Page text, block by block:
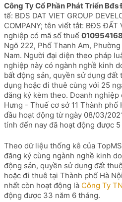
diện
hoặc
mã
số
thuế
...
Công Ty Cổ Phần Phát Triển
tế: BDS DAT VIET GROUP
COMPANY; tên viết tắt: BĐS ĐẤT
nghiệp có mã số thuế
Ngõ 222, Phố Thanh Am,
Nam. Người đại diện theo pháp
nghiệp này có ngành nghề kinh
bất động sản, quyền sử dụng
dụng hoặc đi thuê cùng với 25
đăng ký kèm theo. Doanh
Hưng - Thuế cơ sở 11 Thành phố
đầu hoạt động từ ngày 08/03/
tính đến nay đã hoạt động được
Theo dữ liệu thống kê của
đăng ký cùng ngành nghề kinh
động sản, quyền sử dụng đất
hoặc đi thuê tại Thành phố Hà
nhất còn hoạt động là Công Ty
động được 33 năm 6 tháng.